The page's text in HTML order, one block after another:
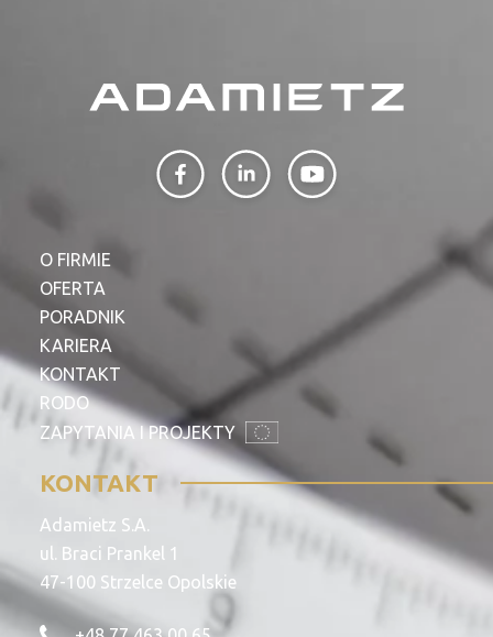
O FIRMIE
OFERTA
PORADNIK
KARIERA
KONTAKT
RODO
ZAPYTANIA I PROJEKTY
KONTAKT
Adamietz S.A.
ul. Braci Prankel 1
47-100 Strzelce Opolskie